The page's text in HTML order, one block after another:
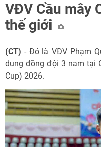
VĐV Cầu mây
thế giới
(CT) - Đó là VĐV Phạm
dung đồng đội 3 nam tại
Cup) 2026.